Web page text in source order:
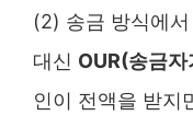
(2) 송금 방식에서
대신 OUR(송금
인이 전액을 받지